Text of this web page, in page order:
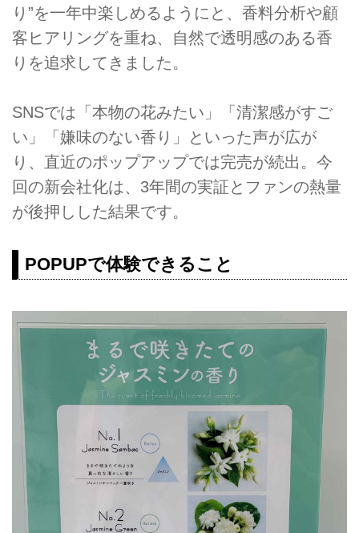
り”を一年中楽しめるようにと、香料分析や顧
客ヒアリングを重ね、自然で透明感のある香
りを追求してきました。
SNSでは「本物の花みたい」「清潔感がすご
い」「嫌味のない香り」といった声が広が
り、直近のポップアップでは完売が続出。今
回の新会社化は、3年間の実証とファンの熱量
が後押しした結果です。
POPUPで体験できること